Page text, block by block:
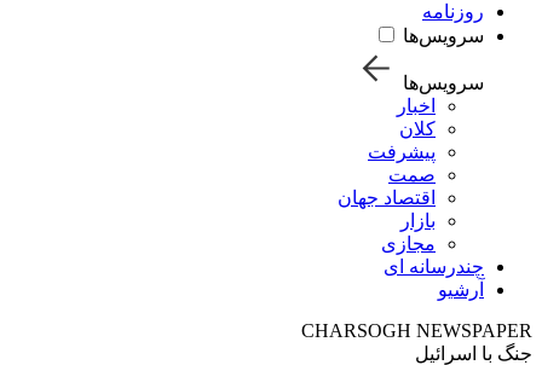
روزنامه
سرویس‌ها
سرویس‌ها
اخبار
کلان
پیشرفت
صمت
اقتصاد جهان
بازار
مجازی
چندرسانه ای
آرشیو
CHARSOGH NEWSPAPER
جنگ با اسرائیل